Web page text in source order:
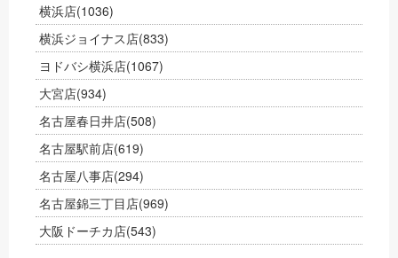
横浜店(1036)
横浜ジョイナス店(833)
ヨドバシ横浜店(1067)
大宮店(934)
名古屋春日井店(508)
名古屋駅前店(619)
名古屋八事店(294)
名古屋錦三丁目店(969)
大阪ドーチカ店(543)